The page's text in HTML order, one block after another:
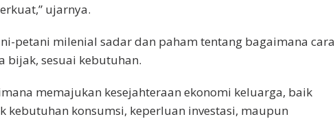
ujarnya.
petani milenial sadar dan paham tentang bagaimana cara
bijak, sesuai kebutuhan.
memajukan kesejahteraan ekonomi keluarga, baik
kebutuhan konsumsi, keperluan investasi, maupun